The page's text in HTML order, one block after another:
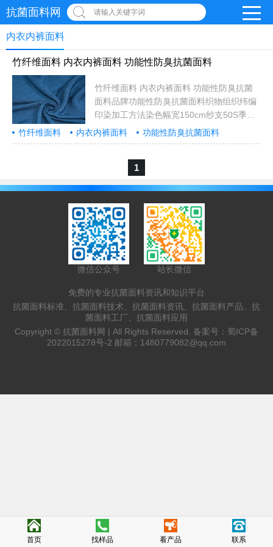
抗菌面料网 请输入关键字词
内衣内裤面料
竹纤维面料 内衣内裤面料 功能性防臭抗菌面料
竹纤维面料 内衣内裤面料 功能性防臭抗菌
面料品牌功能性防臭抗菌面料织物组织纬编
印染加工方法染色幅宽150cm纱支50S季节
春夏加工定制是克重160g/m2颜色花色,黑
色,黄色,其他成分及含量100%竹纤维色泽特
工艺可按要求订做密度可按要求订做风格可
竹纤维面料 内衣内裤面料
功能性防臭抗菌面料
防臭抗菌面料
1
微信公众号 站长微信
免费的专业抗菌面料资讯和知识平台
抗菌面料标准、抗菌面料技术、抗菌面料资讯、抗菌面料产品、抗
菌面料工厂、抗菌面料应用
Copyright © 抗菌面料网 | All Rights Reserved. 备案号： 蜀ICP备
2022015278号-2 邮箱： 1480779082@qq.com
首页 找样品 看产品 联系